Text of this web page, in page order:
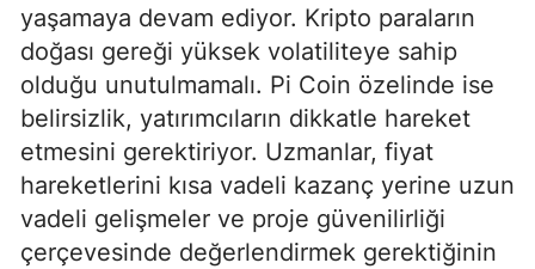
yaşamaya devam ediyor. Kripto paraların
doğası gereği yüksek volatiliteye sahip
olduğu unutulmamalı. Pi Coin özelinde ise
belirsizlik, yatırımcıların dikkatle hareket
etmesini gerektiriyor. Uzmanlar, fiyat
hareketlerini kısa vadeli kazanç yerine uzun
vadeli gelişmeler ve proje güvenilirliği
çerçevesinde değerlendirmek gerektiğinin